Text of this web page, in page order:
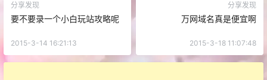
分享发现
要不要录一个小白玩站攻略呢
2015-3-14 16:21:13
分享发现
万网域名真是便宜啊
2015-3-18 11:07:48